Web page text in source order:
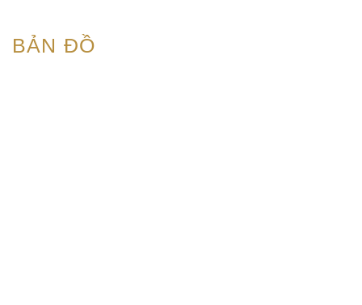
BẢN ĐỒ